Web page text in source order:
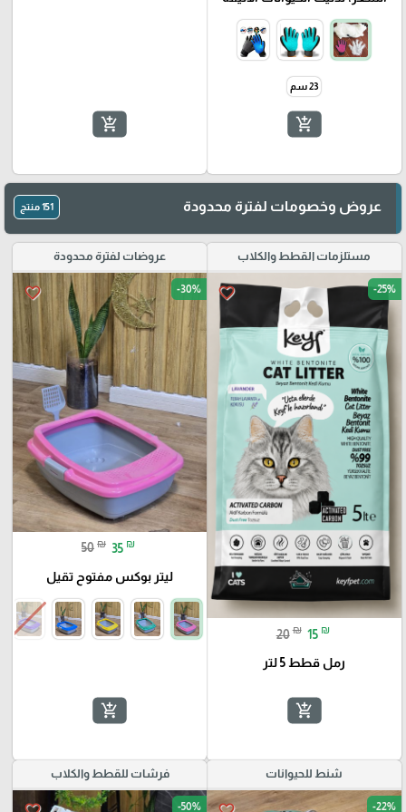
23 سم
add_shopping_cart
add_shopping_cart
عروض وخصومات لفترة محدودة 151 منتج
مستلزمات القطط والكلاب
favorite_border -25%
20 ₪ 15 ₪
رمل قطط 5 لتر
add_shopping_cart
عروضات لفترة محدودة
favorite_border -30%
50 ₪ 35 ₪
ليتر بوكس مفتوح تقيل
add_shopping_cart
شنط للحيوانات
-22%
فرشات للقطط والكلاب
-50%